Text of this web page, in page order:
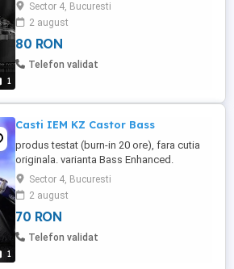
1
Sector 4, Bucuresti
2 august
80 RON
Telefon validat
1
Casti IEM KZ Castor Bass
produs testat (burn-in 20 ore), fara cutia
originala. varianta Bass Enhanced.
Sector 4, Bucuresti
2 august
70 RON
Telefon validat